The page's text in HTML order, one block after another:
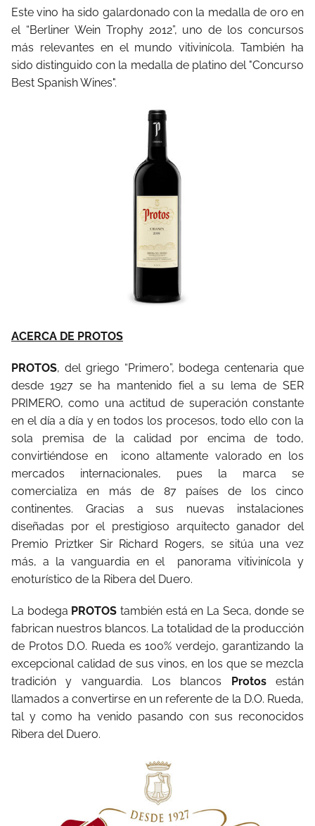
Este vino ha sido galardonado con la medalla de oro en
el “Berliner Wein Trophy 2012”, uno de los concursos
más relevantes en el mundo vitivinícola. También ha
sido distinguido con la medalla de platino del "Concurso
Best Spanish Wines".
ACERCA DE PROTOS
PROTOS, del griego “Primero”, bodega centenaria que
desde 1927 se ha mantenido fiel a su lema de SER
PRIMERO, como una actitud de superación constante
en el día a día y en todos los procesos, todo ello con la
sola premisa de la calidad por encima de todo,
convirtiéndose en icono altamente valorado en los
mercados internacionales, pues la marca se
comercializa en más de 87 países de los cinco
continentes. Gracias a sus nuevas instalaciones
diseñadas por el prestigioso arquitecto ganador del
Premio Priztker Sir Richard Rogers, se sitúa una vez
más, a la vanguardia en el panorama vitivinícola y
enoturístico de la Ribera del Duero.
La bodega PROTOStambién está en La Seca, donde se
fabrican nuestros blancos. La totalidad de la producción
de Protos D.O. Rueda es 100% verdejo, garantizando la
excepcional calidad de sus vinos, en los que se mezcla
tradición y vanguardia. Los blancos Protosestán
llamados a convertirse en un referente de la D.O. Rueda,
tal y como ha venido pasando con sus reconocidos
Ribera del Duero.